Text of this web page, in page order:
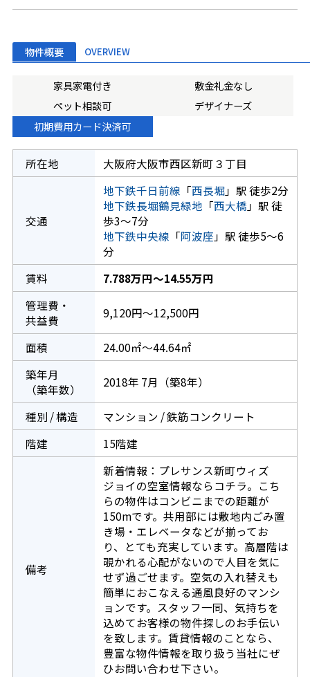
物件概要 OVERVIEW
家具家電付き
敷金礼金なし
ペット相談可
デザイナーズ
初期費用カード決済可
所在地 大阪府大阪市西区新町３丁目
交通
地下鉄千日前線 「西長堀」駅 徒歩2分
地下鉄長堀鶴見緑地 「西大橋 」駅 徒
歩3～7分
地下鉄中央線 「阿波座 」駅 徒歩5～6
分
賃料
7.788万円～14.55万円
管理費・
共益費
9,120円～12,500円
面積
24.00㎡～44.64㎡
築年月
（築年数）
2018年 7月（築8年）
種別 / 構造
マンション / 鉄筋コンクリート
階建
15階建
備考
新着情報：プレサンス新町ウィズ
ジョイの空室情報ならコチラ。こち
らの物件はコンビニまでの距離が
150mです。共用部には敷地内ごみ置
き場・エレベータなどが揃ってお
り、とても充実しています。高層階は
覗かれる心配がないので人目を気に
せず過ごせます。空気の入れ替えも
簡単におこなえる通風良好のマンシ
ョンです。スタッフ一同、気持ちを
込めてお客様の物件探しのお手伝い
を致します。賃貸情報のことなら、
豊富な物件情報を取り扱う当社にぜ
ひお問い合わせ下さい。